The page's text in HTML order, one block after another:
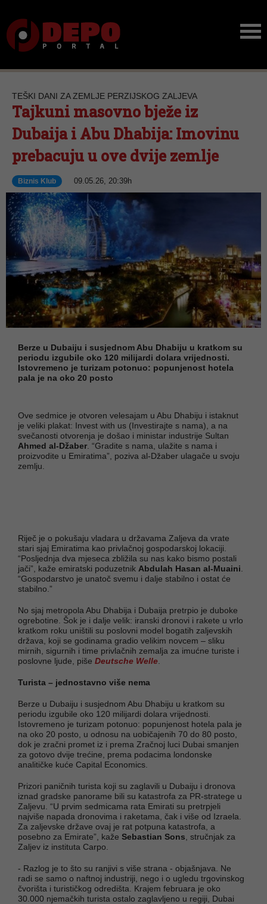
TEŠKI DANI ZA ZEMLJE PERZIJSKOG ZALJEVA
Tajkuni masovno bježe iz
Dubaija i Abu Dhabija: Imovinu
prebacuju u ove dvije zemlje
Biznis Klub 09.05.26, 20:39h
Berze u Dubaiju i susjednom Abu Dhabiju u kratkom su
periodu izgubile oko 120 milijardi dolara vrijednosti.
Istovremeno je turizam potonuo: popunjenost hotela
pala je na oko 20 posto
Ove sedmice je otvoren velesajam u Abu Dhabiju i istaknut
je veliki plakat: Invest with us (Investirajte s nama), a na
svečanosti otvorenja je došao i ministar industrije Sultan
Ahmed al‐Džaber . “Gradite s nama, ulažite s nama i
proizvodite u Emiratima”, poziva al‐Džaber ulagače u svoju
zemlju.
Riječ je o pokušaju vladara u državama Zaljeva da vrate
stari sjaj Emiratima kao privlačnoj gospodarskoj lokaciji.
“Posljednja dva mjeseca zbližila su nas kako bismo postali
jači”, kaže emiratski poduzetnik Abdulah Hasan al‐Muaini
“Gospodarstvo je unatoč svemu i dalje stabilno i ostat će
stabilno.”
No sjaj metropola Abu Dhabija i Dubaija pretrpio je duboke
ogrebotine. Šok je i dalje velik: iranski dronovi i rakete u vrlo
kratkom roku uništili su poslovni model bogatih zaljevskih
država, koji se godinama gradio velikim novcem – sliku
mirnih, sigurnih i time privlačnih zemalja za imućne turiste i
poslovne ljude, piše Deutsche Welle
Turista – jednostavno više nema
Berze u Dubaiju i susjednom Abu Dhabiju u kratkom su
periodu izgubile oko 120 milijardi dolara vrijednosti.
Istovremeno je turizam potonuo: popunjenost hotela pala je
na oko 20 posto, u odnosu na uobičajenih 70 do 80 posto,
dok je zračni promet iz i prema Zračnoj luci Dubai smanjen
za gotovo dvije trećine, prema podacima londonske
analitičke kuće Capital Economics.
Prizori paničnih turista koji su zaglavili u Dubaiju i dronova
iznad gradske panorame bili su katastrofa za PR‐stratege u
Zaljevu. “U prvim sedmicama rata Emirati su pretrpjeli
najviše napada dronovima i raketama, čak i više od Izraela.
Za zaljevske države ovaj je rat potpuna katastrofa, a
posebno za Emirate”, kaže Sebastian Sons , stručnjak za
Zaljev iz instituta Carpo.
- Razlog je to što su ranjivi s više strana - objašnjava. Ne
radi se samo o naftnoj industriji, nego i o ugledu trgovinskog
čvorišta i turističkog odredišta. Krajem februara je oko
30.000 njemačkih turista ostalo zaglavljeno u regiji, Dubai